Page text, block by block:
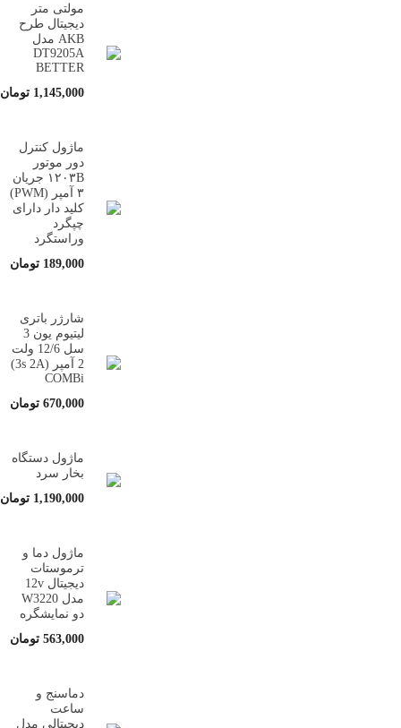
مولتی متر
دیجیتال طرح
AKB مدل
DT9205A
BETTER
1,145,000 تومان
ماژول کنترل
دور موتور
۱۲۰۳B جریان
۳ آمپر (PWM)
کلید دار دارای
چپگرد
وراستگرد
189,000 تومان
شارژر باتری
لیتیوم یون 3
سل 12/6 ولت
2 آمپر (3s 2A)
COMBi
670,000 تومان
ماژول دستگاه
بخار سرد
1,190,000 تومان
ماژول دما و
ترموستات
دیجیتال 12v
مدل W3220
دو نمایشگره
563,000 تومان
دماسنج و
ساعت
دیجیتالی مدل